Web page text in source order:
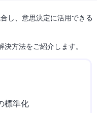
し、意思決定に活用できる
方法をご紹介します。
標準化